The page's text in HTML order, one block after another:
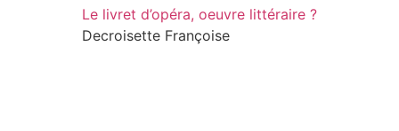
Le livret d’opéra, oeuvre littéraire ?
Decroisette Françoise